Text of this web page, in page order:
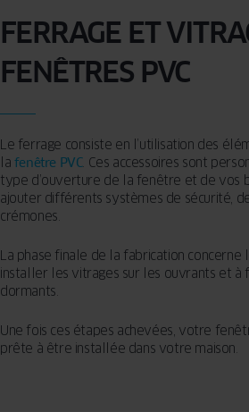
FERRAGE ET
FENÊTRES PVC
Le ferrage consiste en l’utilisation des
la fenêtre PVC. Ces accessoires sont
type d’ouverture de la fenêtre et de vos
ajouter différents systèmes de sécurité,
crémones.
La phase finale de la fabrication concerne
installer les vitrages sur les ouvrants et à
dormants.
Une fois ces étapes achevées, votre
prête à être installée dans votre maison.